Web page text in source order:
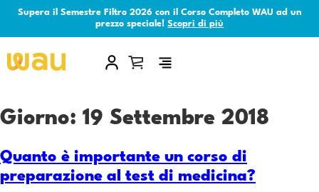
Supera il Semestre Filtro 2026 con il Corso Completo WAU ad un
prezzo speciale! Scopri di più
×
Giorno: 19 Settembre 2018
Quanto è importante un corso di
preparazione al test di medicina?